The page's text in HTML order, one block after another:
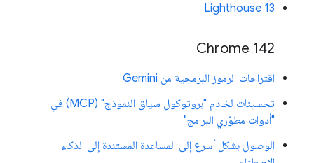
Lighthouse 13
Chrome 142
اقتراحات الرموز البرمجية من Gemini
تحسينات لخادم "بروتوكول سياق النموذج" (MCP) في
"أدوات مطوّري البرامج"
الوصول بشكل أسرع إلى المساعدة المستندة إلى الذكاء